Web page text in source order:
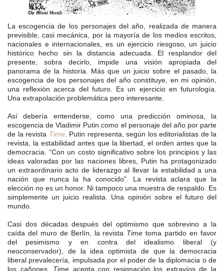
La escogencia de los personajes del año, realizada de manera
previsible, casi mecánica, por la mayoría de los medios escritos,
nacionales e internacionales, es un ejercicio riesgoso, un juicio
histórico hecho sin la distancia adecuada.
El resplandor del
presente, sobra decirlo, impide una visión apropiada del
panorama de la historia. Más que un juicio sobre el pasado, la
escogencia de los personajes del año constituye, en mi opinión,
una reflexión acerca del futuro. Es un ejercicio en futurología.
Una extrapolación problemática pero interesante.
Así debería entenderse, como una predicción ominosa, la
escogencia de Vladimir Putin como el personaje del año por parte
de la revista Time. Putin representa, según los editorialistas de la
revista, la estabilidad antes que la libertad, el orden antes que la
democracia. “Con un costo significativo sobre los principios y las
ideas valoradas por las naciones libres, Putin ha protagonizado
un extraordinario acto de liderazgo al llevar la estabilidad a una
nación que nunca la ha conocido”. La revista aclara que la
elección no es un honor. Ni tampoco una muestra de respaldo. Es
simplemente un juicio realista. Una opinión sobre el futuro del
mundo.
Casi dos décadas después del optimismo que sobrevino a la
caída del muro de Berlín, la revista Time toma partido en favor
del pesimismo y en contra del idealismo liberal (y
neoconservador), de la idea optimista de que la democracia
liberal prevalecería, impulsada por el poder de la diplomacia o de
los cañones. Time acepta con resignación los extravíos de la